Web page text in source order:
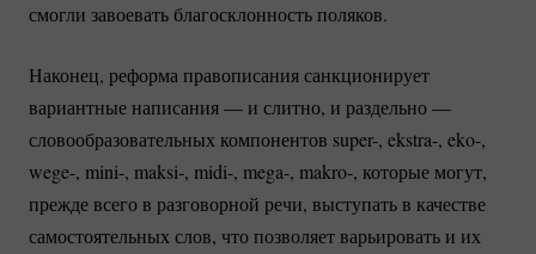
смогли завоевать благосклонность поляков.
Наконец, реформа правописания санкционирует
вариантные написания — и слитно, и раздельно —
словообразовательных компонентов super-, ekstra-, eko-,
wege-, mini-, maksi-, midi-, mega-, makro-, которые могут,
прежде всего в разговорной речи, выступать в качестве
самостоятельных слов, что позволяет варьировать и их